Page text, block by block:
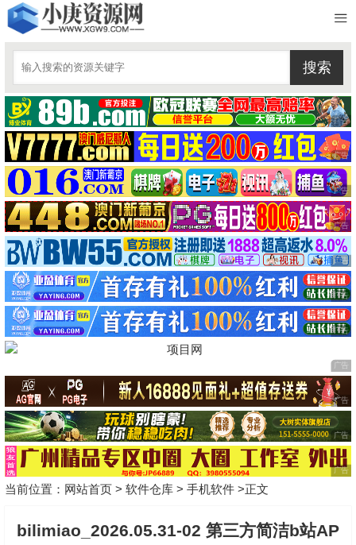
当前位置： 网站首页 > 软件仓库 > 手机软件 >正文
bilimiao_2026.05.31-02 第三方简洁b站AP